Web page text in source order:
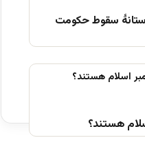
سقوط حکومت
هستند؟